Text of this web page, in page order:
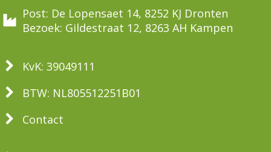
Post: De Lopensaet 14, 8252 KJ Dronten
Bezoek: Gildestraat 12, 8263 AH Kampen
KvK: 39049111
BTW: NL805512251B01
Contact